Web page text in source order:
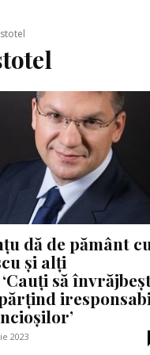
dă de pământ
și alți
să
2023